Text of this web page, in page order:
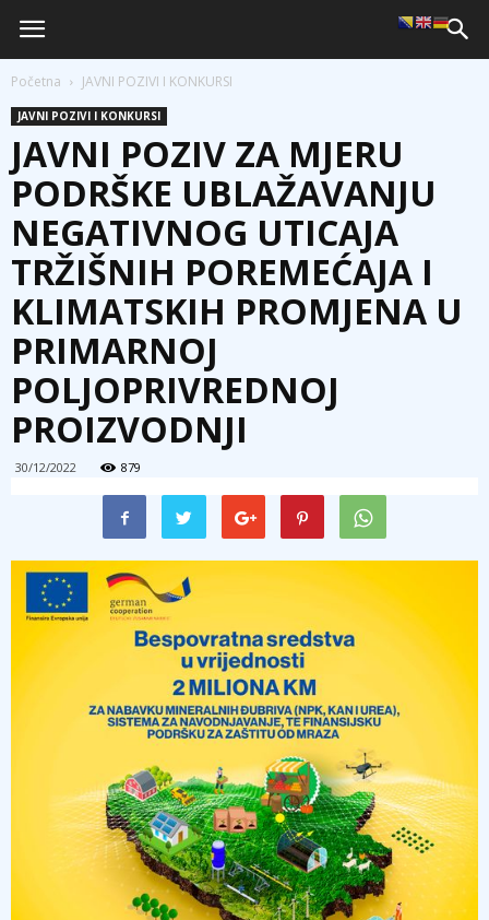
Početna JAVNI POZIVI I KONKURSI
JAVNI POZIVI I KONKURSI
JAVNI POZIV ZA MJERU
PODRŠKE UBLAŽAVANJU
NEGATIVNOG UTICAJA
TRŽIŠNIH POREMEĆAJA I
KLIMATSKIH PROMJENA U
PRIMARNOJ
POLJOPRIVREDNOJ
PROIZVODNJI
30/12/2022 879